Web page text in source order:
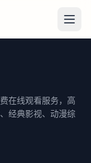
在线观看服务，高
经典影视、动漫综